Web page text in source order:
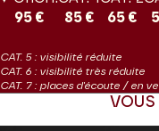
95 €
85 €
65 €
CAT. 5 : visibilité réduite
CAT. 6 : visibilité très réduite
CAT. 7 : places d'écoute / en